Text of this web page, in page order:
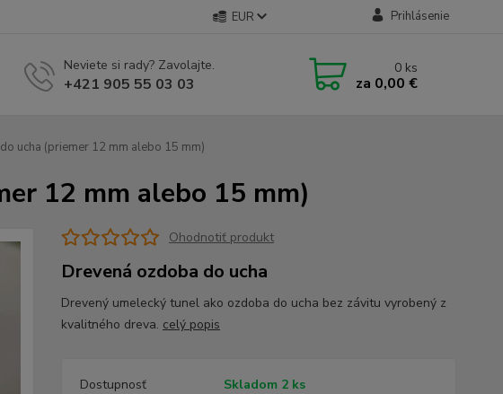
EUR Prihlásenie
Neviete si rady? Zavolajte.
+421 905 55 03 03
0 ks
za 0,00 €
ucha (priemer 12 mm alebo 15 mm)
12 mm alebo 15 mm)
Ohodnotiť produkt
Drevená ozdoba do ucha
Drevený umelecký tunel ako ozdoba do ucha bez závitu vyrobený z
kvalitného dreva. celý popis
Dostupnosť
Skladom 2 ks